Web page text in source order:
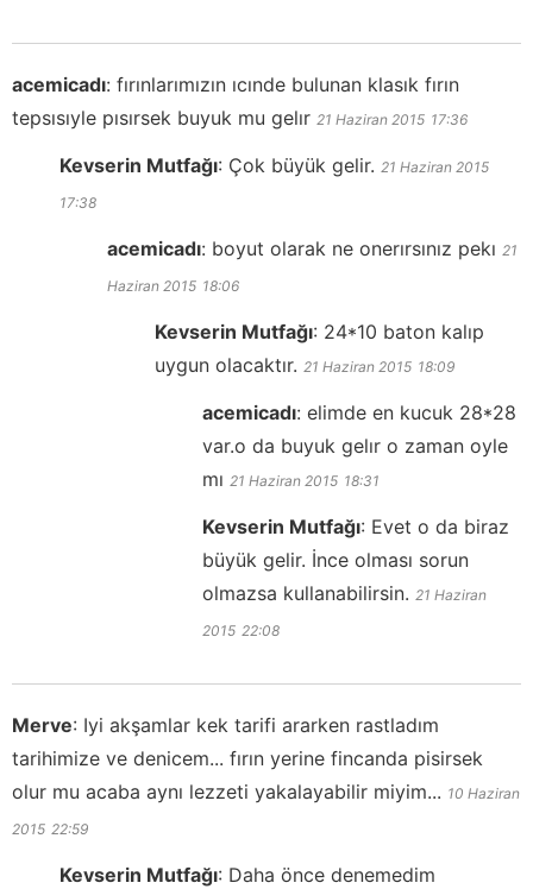
acemicadı: fırınlarımızın ıcınde bulunan klasık fırın
tepsısıyle pısırsek buyuk mu gelır 21 Haziran 2015 17:36
Kevserin Mutfağı: Çok büyük gelir. 21 Haziran 2015
17:38
acemicadı: boyut olarak ne onerırsınız pekı 21
Haziran 2015 18:06
Kevserin Mutfağı: 24*10 baton kalıp
uygun olacaktır. 21 Haziran 2015 18:09
acemicadı: elimde en kucuk 28*28
var.o da buyuk gelır o zaman oyle
mı 21 Haziran 2015 18:31
Kevserin Mutfağı: Evet o da biraz
büyük gelir. İnce olması sorun
olmazsa kullanabilirsin. 21 Haziran
2015 22:08
Merve: Iyi akşamlar kek tarifi ararken rastladım
tarihimize ve denicem... fırın yerine fincanda pisirsek
olur mu acaba aynı lezzeti yakalayabilir miyim... 10 Haziran
2015 22:59
Kevserin Mutfağı: Daha önce denemedim